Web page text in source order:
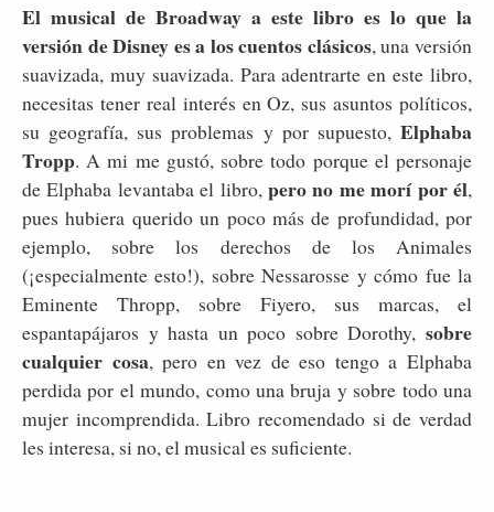
El musical de Broadway a este libro es lo que la
versión de Disney es a los cuentos clásicos, una versión
suavizada, muy suavizada. Para adentrarte en este libro,
necesitas tener real interés en Oz, sus asuntos políticos,
su geografía, sus problemas y por supuesto, Elphaba
Tropp. A mi me gustó, sobre todo porque el personaje
de Elphaba levantaba el libro, pero no me morí por él,
pues hubiera querido un poco más de profundidad, por
ejemplo, sobre los derechos de los Animales
(¡especialmente esto!), sobre Nessarosse y cómo fue la
Eminente Thropp, sobre Fiyero, sus marcas, el
espantapájaros y hasta un poco sobre Dorothy, sobre
cualquier cosa, pero en vez de eso tengo a Elphaba
perdida por el mundo, como una bruja y sobre todo una
mujer incomprendida. Libro recomendado si de verdad
les interesa, si no, el musical es suficiente.